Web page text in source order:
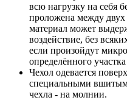
всю нагрузку на себя
проложена между двух
материал может
воздействие, без
если произойдут
определённого
Чехол одевается
специальными
чехла - на молнии.